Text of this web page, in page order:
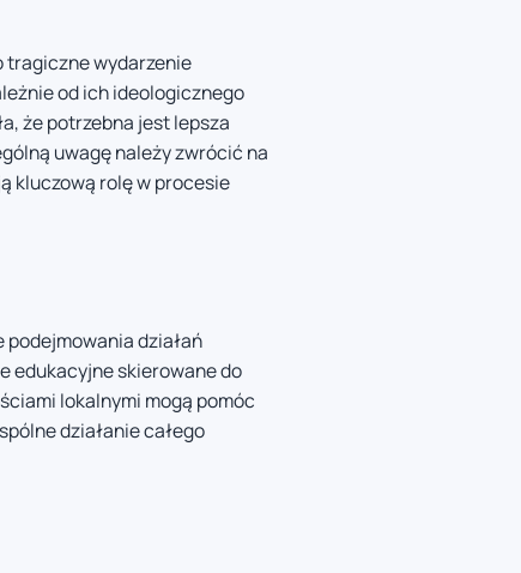
tragiczne wydarzenie
od ich ideologicznego
że potrzebna jest lepsza
uwagę należy zwrócić na
kluczową rolę w procesie
działań
edukacyjne skierowane do
lokalnymi mogą pomóc
działanie całego